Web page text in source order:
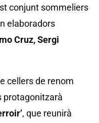
conjunt sommeliers
elaboradors
Cruz, Sergi
cellers de renom
protagonitzarà
, que reunirà